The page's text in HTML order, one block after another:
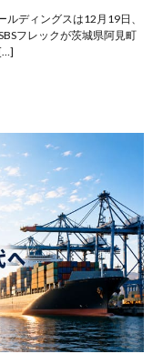
ルディングスは12月19日、
フレックが茨城県阿見町